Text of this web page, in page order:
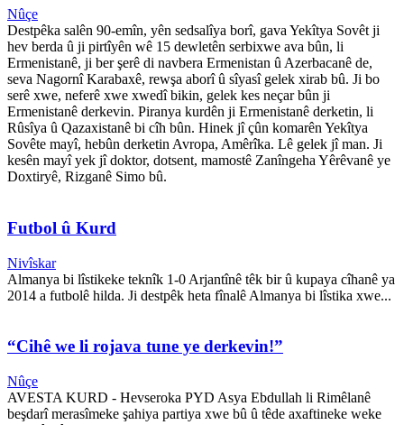
Nûçe
Destpêka salên 90-emîn, yên sedsalîya borî, gava Yekîtya Sovêt ji
hev berda û ji pirtîyên wê 15 dewletên serbixwe ava bûn, li
Ermenistanê, ji ber şerê di navbera Ermenistan û Azerbacanê de,
seva Nagornî Karabaxê, rewşa aborî û sîyasî gelek xirab bû. Ji bo
serê xwe, neferê xwe xwedî bikin, gelek kes neçar bûn ji
Ermenistanê derkevin. Piranya kurdên ji Ermenistanê derketin, li
Rûsîya û Qazaxistanê bi cîh bûn. Hinek jî çûn komarên Yekîtya
Sovête mayî, hebûn derketin Avropa, Amêrîka. Lê gelek jî man. Ji
kesên mayî yek jî doktor, dotsent, mamostê Zanîngeha Yêrêvanê ye
Doxtiryê, Rizganê Simo bû.
Futbol û Kurd
Nivîskar
Almanya bi lîstikeke teknîk 1-0 Arjantînê têk bir û kupaya cîhanê ya
2014 a futbolê hilda. Ji destpêk heta fînalê Almanya bi lîstika xwe...
“Cihê we li rojava tune ye derkevin!”
Nûçe
AVESTA KURD - Hevseroka PYD Asya Ebdullah li Rimêlanê
beşdarî merasîmeke şahiya partiya xwe bû û têde axaftineke weke